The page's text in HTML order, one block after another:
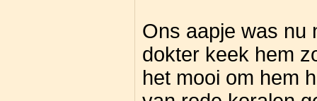
Ons aapje was nu
dokter keek hem
het mooi om hem